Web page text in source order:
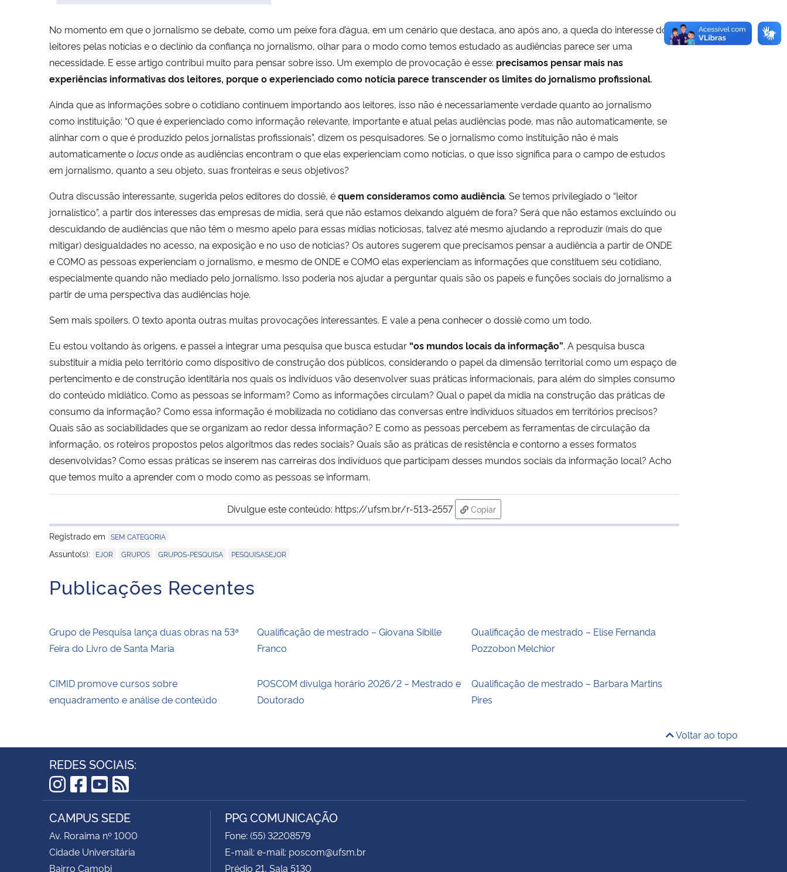
No momento em que o jornalismo se debate, como um peixe fora d’água, em um cenário que destaca, ano após ano, a queda do interesse dos
leitores pelas notícias e o declínio da confiança no jornalismo, olhar para o modo como temos estudado as audiências parece ser uma
necessidade. E esse artigo contribui muito para pensar sobre isso. Um exemplo de provocação é esse: precisamos pensar mais nas
experiências informativas dos leitores, porque o experienciado como notícia parece transcender os limites do jornalismo profissional.
Ainda que as informações sobre o cotidiano continuem importando aos leitores, isso não é necessariamente verdade quanto ao jornalismo
como instituição: “O que é experienciado como informação relevante, importante e atual pelas audiências pode, mas não automaticamente, se
alinhar com o que é produzido pelos jornalistas profissionais”, dizem os pesquisadores. Se o jornalismo como instituição não é mais
automaticamente o locusonde as audiências encontram o que elas experienciam como notícias, o que isso significa para o campo de estudos
em jornalismo, quanto a seu objeto, suas fronteiras e seus objetivos?
Outra discussão interessante, sugerida pelos editores do dossiê, équem consideramos como audiência. Se temos privilegiado o “leitor
jornalístico”, a partir dos interesses das empresas de mídia, será que não estamos deixando alguém de fora? Será que não estamos excluindo ou
descuidando de audiências que não têm o mesmo apelo para essas mídias noticiosas, talvez até mesmo ajudando a reproduzir (mais do que
mitigar) desigualdades no acesso, na exposição e no uso de notícias? Os autores sugerem que precisamos pensar a audiência a partir de ONDE
e COMO as pessoas experienciam o jornalismo, e mesmo de ONDE e COMO elas experienciam as informações que constituem seu cotidiano,
especialmente quando não mediado pelo jornalismo. Isso poderia nos ajudar a perguntar quais são os papeis e funções sociais do jornalismo a
partir de uma perspectiva das audiências hoje.
Sem mais spoilers. O texto aponta outras muitas provocações interessantes. E vale a pena conhecer o dossiê como um todo.
Eu estou voltando às origens, e passei a integrar uma pesquisa que busca estudar “os mundos locais da informação”. A pesquisa busca
substituir a mídia pelo território como dispositivo de construção dos públicos, considerando o papel da dimensão territorial como um espaço de
pertencimento e de construção identitária nos quais os indivíduos vão desenvolver suas práticas informacionais, para além do simples consumo
do conteúdo midiático. Como as pessoas se informam? Como as informações circulam? Qual o papel da mídia na construção das práticas de
consumo da informação? Como essa informação é mobilizada no cotidiano das conversas entre indivíduos situados em territórios precisos?
Quais são as sociabilidades que se organizam ao redor dessa informação? E como as pessoas percebem as ferramentas de circulação da
informação, os roteiros propostos pelos algoritmos das redes sociais? Quais são as práticas de resistência e contorno a esses formatos
desenvolvidas? Como essas práticas se inserem nas carreiras dos indivíduos que participam desses mundos sociais da informação local? Acho
que temos muito a aprender com o modo como as pessoas se informam.
Divulgue este conteúdo: https://ufsm.br/r-513-2557
Copiar
para área de transferência
Registrado em SEM CATEGORIA
Assunto(s): EJOR GRUPOS GRUPOS-PESQUISA PESQUISASEJOR
Publicações Recentes
Grupo de Pesquisa lança duas obras na 53ª
Feira do Livro de Santa Maria
Qualificação de mestrado – Giovana Sibille
Franco
Qualificação de mestrado – Elise Fernanda
Pozzobon Melchior
CIMID promove cursos sobre
enquadramento e análise de conteúdo
POSCOM divulga horário 2026/2 – Mestrado e
Doutorado
Qualificação de mestrado – Barbara Martins
Pires
Voltar ao topo
REDES SOCIAIS:
Instagram
Facebook
YouTube
RSS
CAMPUS SEDE
Av. Roraima nº 1000
Cidade Universitária
Bairro Camobi
PPG COMUNICAÇÃO
Fone: (55) 32208579
E-mail: e-mail: poscom@ufsm.br
Prédio 21, Sala 5130